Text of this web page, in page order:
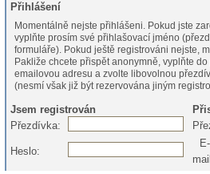
Přihlášení
Momentálně nejste přihlášeni. Pokud jste
vyplňte prosím své přihlašovací jméno
formuláře). Pokud ještě registrováni
Pakliže chcete přispět anonymně, vyplňte
emailovou adresu a zvolte libovolnou
(nesmí však již být rezervována jiným
Jsem registrován
Přezdívka:
Heslo:
E-